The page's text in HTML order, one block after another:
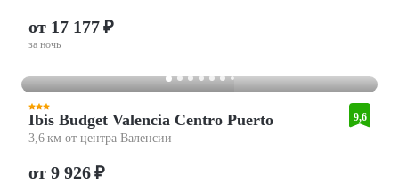
от 17 177 ₽
за ночь
Ibis Budget Valencia Centro Puerto
3,6 км от центра Валенсии
9,6
от 9 926 ₽